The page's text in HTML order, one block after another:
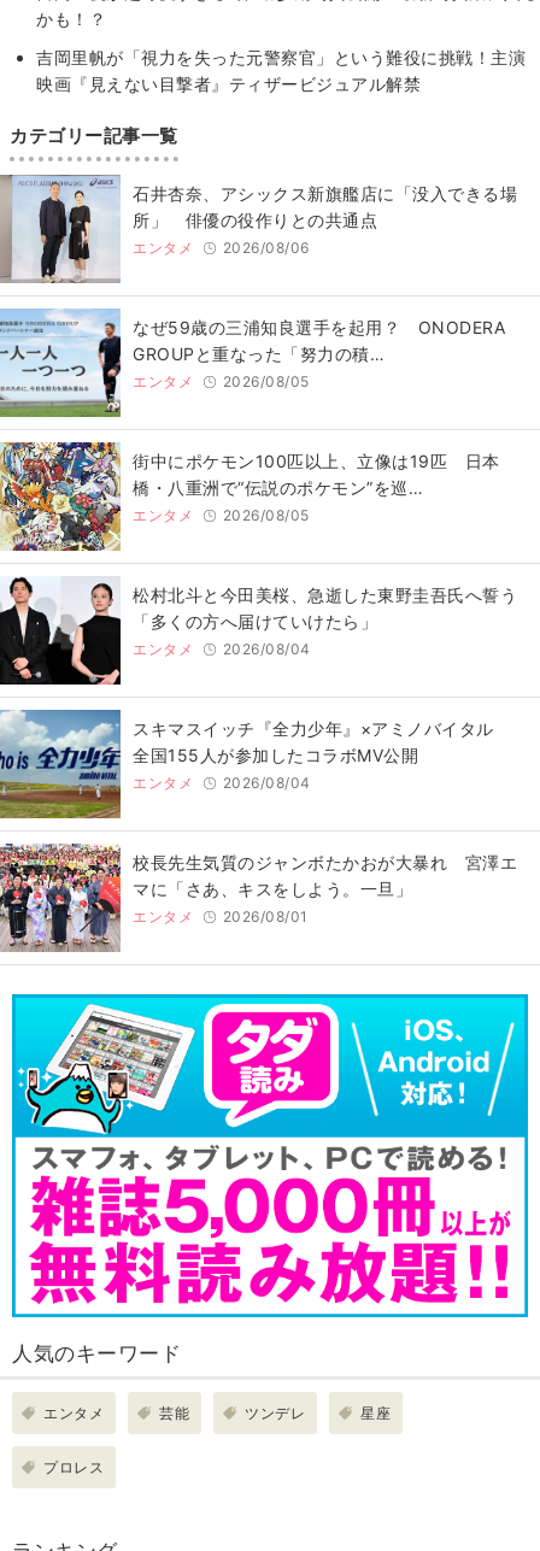
かも！？
吉岡里帆が「視力を失った元警察官」という難役に挑戦！主演
映画『見えない目撃者』ティザービジュアル解禁
カテゴリー記事一覧
石井杏奈、アシックス新旗艦店に「没入できる場
所」 俳優の役作りとの共通点
エンタメ 2026/08/06
なぜ59歳の三浦知良選手を起用？ ONODERA
GROUPと重なった「努力の積…
エンタメ 2026/08/05
街中にポケモン100匹以上、立像は19匹 日本
橋・八重洲で“伝説のポケモン”を巡…
エンタメ 2026/08/05
松村北斗と今田美桜、急逝した東野圭吾氏へ誓う
「多くの方へ届けていけたら」
エンタメ 2026/08/04
スキマスイッチ『全力少年』×アミノバイタル
全国155人が参加したコラボMV公開
エンタメ 2026/08/04
校長先生気質のジャンボたかおが大暴れ 宮澤エ
マに「さあ、キスをしよう。一旦」
エンタメ 2026/08/01
人気のキーワード
エンタメ 芸能 ツンデレ 星座
プロレス